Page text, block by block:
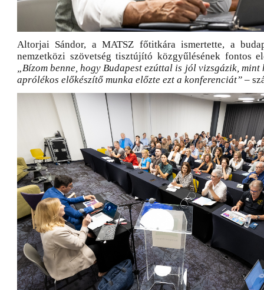
Altorjai Sándor, a MATSZ főtitkára ismertette, a
nemzetközi szövetség tisztújító közgyűlésének fontos
„Bízom benne, hogy Budapest ezúttal is jól vizsgázik, mint
aprólékos előkészítő munka előzte ezt a konferenciát” –